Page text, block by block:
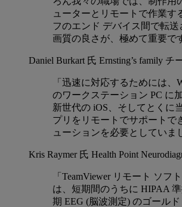
ューターとリモートで作業す
フのエンド デバイス間で転送
画質の良さが、極めて重要で
Daniel Burkart 氏 Ernsting’s family チ
「迅速に対応するためには、
のワークステーション PC に
新世代の iOS、そしてとくに
プリをリモートでサポートで
ューションを必要としていま
Kris Raymer 氏 Health Point
「TeamViewer リモート ソフ
は、短期間のうちに HIPAA
期 EEG (脳波測定) のゴール